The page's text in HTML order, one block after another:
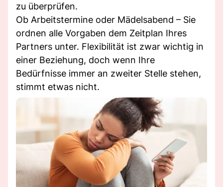
zu überprüfen.
Ob Arbeitstermine oder Mädelsabend – Sie
ordnen alle Vorgaben dem Zeitplan Ihres
Partners unter. Flexibilität ist zwar wichtig in
einer Beziehung, doch wenn Ihre
Bedürfnisse immer an zweiter Stelle stehen,
stimmt etwas nicht.